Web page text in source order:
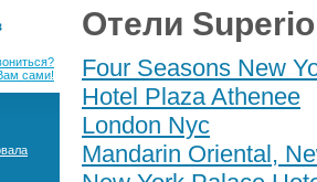
сами!
Отели
Four Seasons New
Hotel Plaza Athenee
London Nyc
Mandarin Oriental,